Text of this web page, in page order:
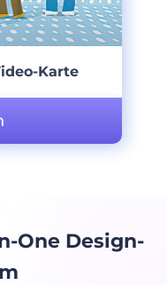
Karte
One Design-